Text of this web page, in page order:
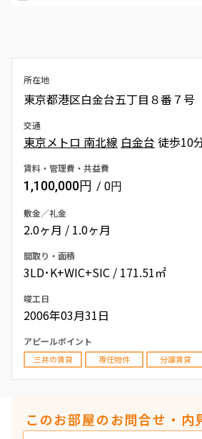
所在地
東京都港区白金台五丁目８番７号
交通
東京メトロ 南北線 白金台 徒歩10
賃料・管理費・共益費
1,100,000円 / 0円
敷金／礼金
2.0ヶ月 / 1.0ヶ月
間取り・面積
3LD･K+WIC+SIC / 171.51㎡
竣工日
2006年03月31日
アピールポイント
三井の賃貸 専任物件 分譲賃貸
このお部屋のお問合せ・内